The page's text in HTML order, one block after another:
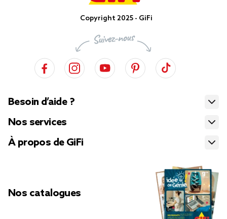
Copyright 2025 - GiFi
Besoin d’aide ?
Nos services
À propos de GiFi
Nos catalogues